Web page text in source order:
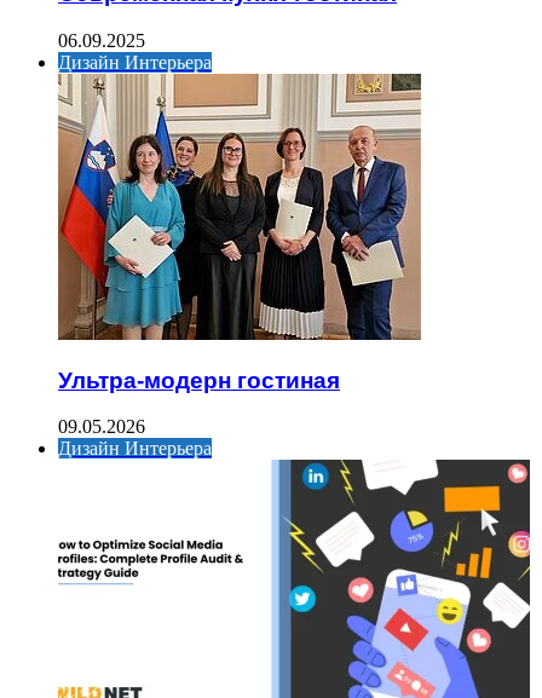
06.09.2025
Дизайн Интерьера
Ультра-модерн гостиная
09.05.2026
Дизайн Интерьера